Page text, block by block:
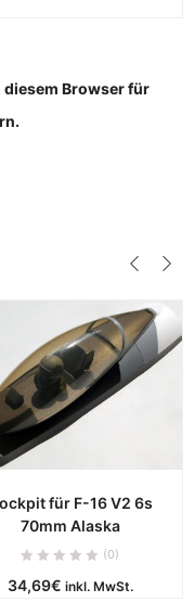
Browser für
für F-16 V2 6s
70mm Alaska
(0)
34,69€ inkl. MwSt.